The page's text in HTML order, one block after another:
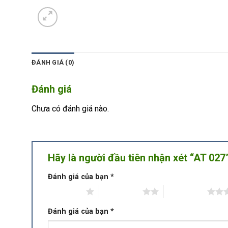
ĐÁNH GIÁ (0)
Đánh giá
Chưa có đánh giá nào.
Hãy là người đầu tiên nhận xét “AT
Đánh giá của bạn *
Đánh giá của bạn *